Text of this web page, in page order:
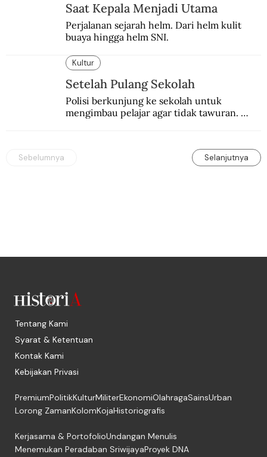
Saat Kepala Menjadi Utama
Perjalanan sejarah helm. Dari helm kulit
buaya hingga helm SNI.
Kultur
Setelah Pulang Sekolah
Polisi berkunjung ke sekolah untuk
mengimbau pelajar agar tidak tawuran.
Sebelumnya Selanjutnya
Tentang Kami
Syarat & Ketentuan
Kontak Kami
Kebijakan Privasi
PremiumPolitikKulturMiliterEkonomiOlahragaSainsUrban
Lorong ZamanKolomKojaHistoriografis
Kerjasama & PortofolioUndangan Menulis
Menemukan Peradaban SriwijayaProyek DNA